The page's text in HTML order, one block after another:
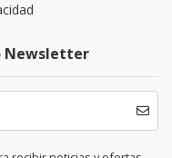
Newsletter